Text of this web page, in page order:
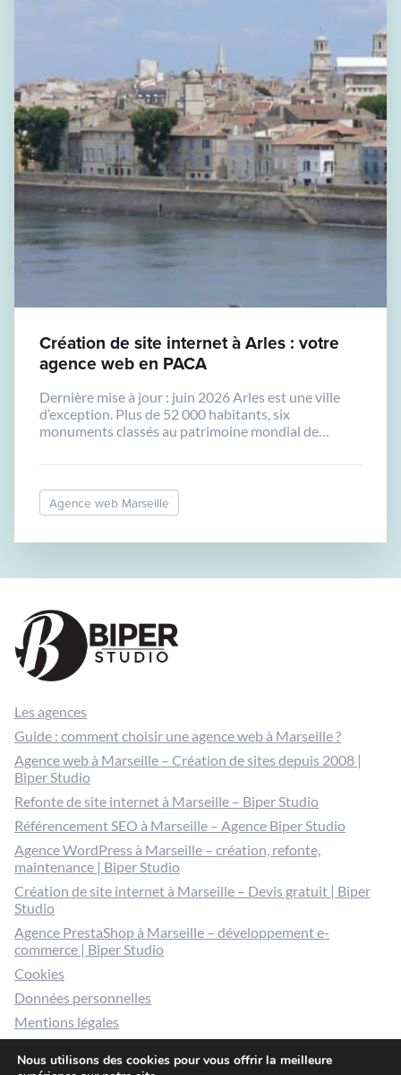
Création de site internet à Arles : votre
agence web en PACA
Dernière mise à jour : juin 2026 Arles est une ville
d’exception. Plus de 52 000 habitants, six
monuments classés au patrimoine mondial de
Fondation LUMA, une Camargue unique au monde
entreprises. C’est aussi une ville où la […]
Agence web Marseille
Les agences
Guide : comment choisir une agence web à Marseille ?
Agence web à Marseille – Création de sites depuis 2008 |
Biper Studio
Refonte de site internet à Marseille – Biper Studio
Référencement SEO à Marseille – Agence Biper Studio
Agence WordPress à Marseille – création, refonte,
maintenance | Biper Studio
Création de site internet à Marseille – Devis gratuit | Biper
Studio
Agence PrestaShop à Marseille – développement e-
commerce | Biper Studio
Cookies
Données personnelles
Mentions légales
Nous utilisons des cookies pour vous offrir la meilleure